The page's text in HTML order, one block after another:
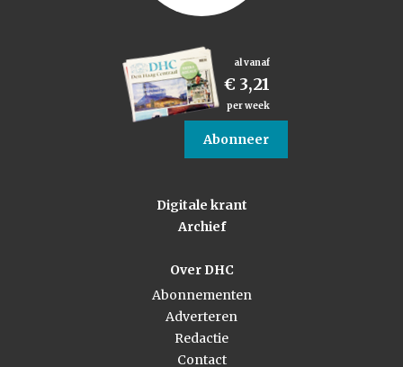
al vanaf
€ 3,21
per week
Abonneer
Digitale krant
Archief
Over DHC
Abonnementen
Adverteren
Redactie
Contact